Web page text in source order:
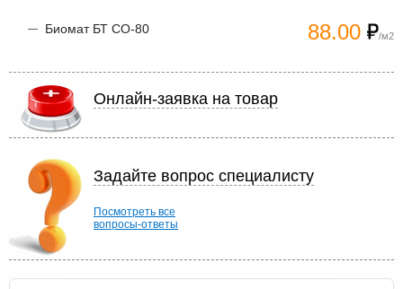
88.00 /м2
Биомат БТ СО-80
Онлайн-заявка на товар
Задайте вопрос специалисту
Посмотреть все
вопросы-ответы